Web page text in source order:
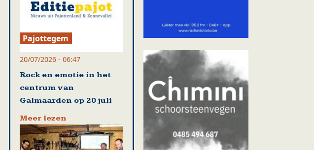
Pajottegem
20/07/2026 - 06:47
Rock en emotie in het
centrum van
Galmaarden op 20 juli
Meer lezen